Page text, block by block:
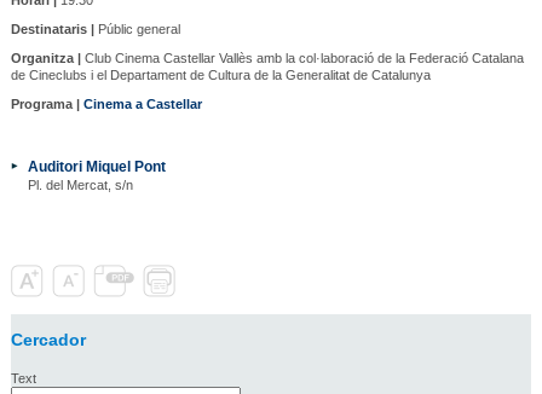
Destinataris |Públic general
Organitza |Club Cinema Castellar Vallès amb la col·laboració de la Federació Catalana
de Cineclubs i el Departament de Cultura de la Generalitat de Catalunya
Programa | Cinema a Castellar
Auditori Miquel Pont
Pl. del Mercat, s/n
Cercador
Text